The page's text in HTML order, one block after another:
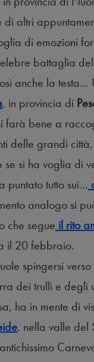
di altri
di emozioni
battaglia
anche la testa…
, in provincia di
farà bene a
delle grandi
se si ha voglia di
puntato tutto sui…
analogo si
che segue il rito
il 20 febbraio.
spingersi
dei trulli e degli
ha in mente di
, nella valle del